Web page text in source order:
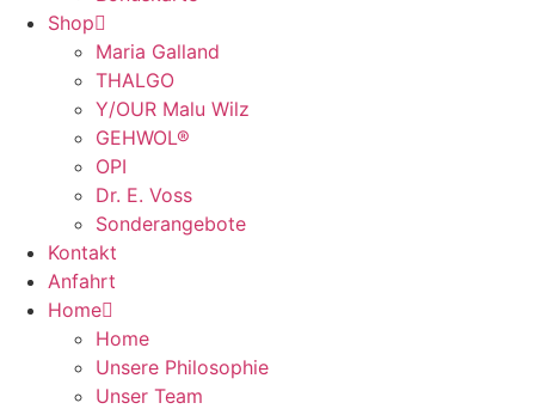
Shop
Maria Galland
THALGO
Y/OUR Malu Wilz
GEHWOL®
OPI
Dr. E. Voss
Sonderangebote
Kontakt
Anfahrt
Home
Home
Unsere Philosophie
Unser Team